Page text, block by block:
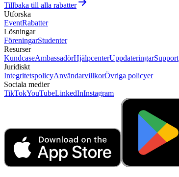
Tillbaka till alla rabatter
Utforska
EventRabatter
Lösningar
FöreningarStudenter
Resurser
KundcaseAmbassadörHjälpcenterUppdateringarSupport
Juridiskt
IntegritetspolicyAnvändarvillkorÖvriga policyer
Sociala medier
TikTokYouTubeLinkedInInstagram